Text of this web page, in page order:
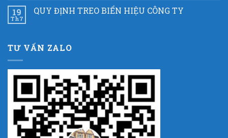
19
Th7
QUY ĐỊNH TREO BIỂN HIỆU CÔNG TY
TƯ VẤN ZALO